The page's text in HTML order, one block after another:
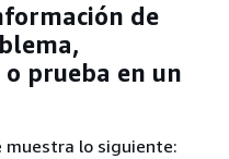
de
prueba en un
muestra lo siguiente: